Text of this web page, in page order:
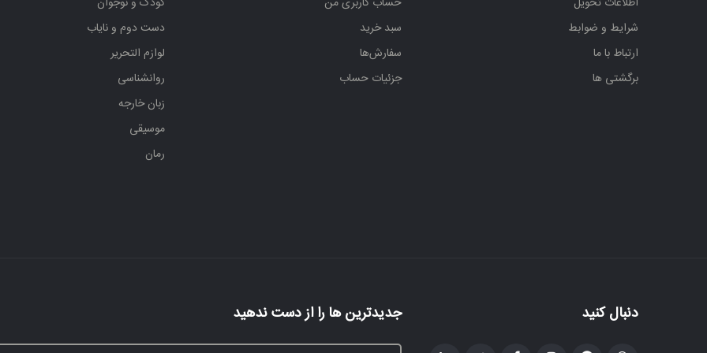
شرایط و ضوابط
ارتباط با ما
برگشتی ها
سبد خرید
سفارش‌ها
جزئیات حساب
دست دوم و نایاب
لوازم التحریر
روانشناسی
زبان خارجه
موسیقی
رمان
دنبال کنید جدیدترین ها را از دست ندهید